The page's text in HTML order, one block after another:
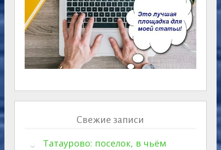
Свежие записи
Татаурово: поселок, в чьём